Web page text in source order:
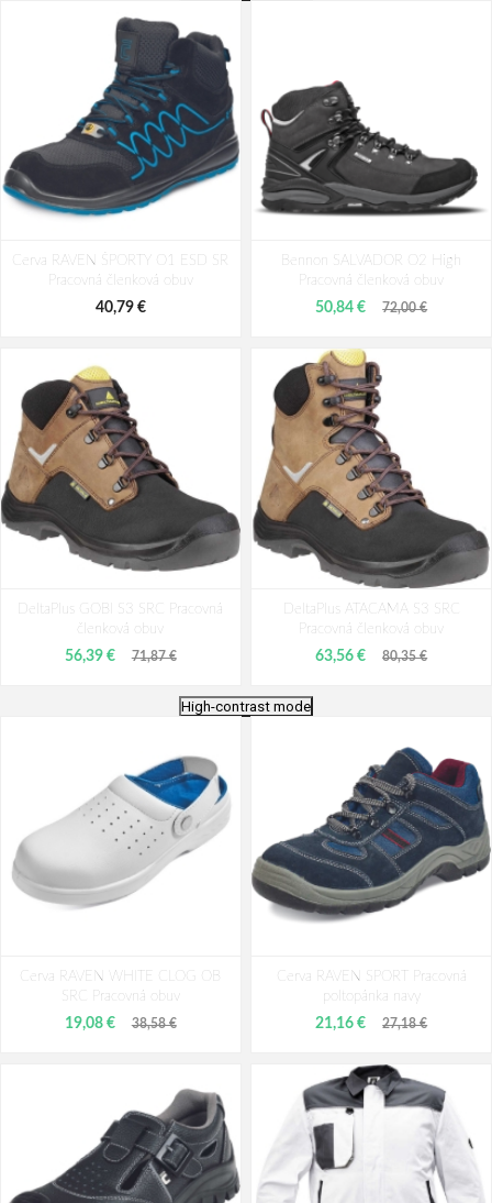
Cerva RAVEN ŠPORTY O1 ESD SR
Pracovná členková obuv
40,79 €
Bennon SALVADOR O2 High
Pracovná členková obuv
50,84 € 72,00 €
DeltaPlus GOBI S3 SRC Pracovná
členková obuv
56,39 € 71,87 €
DeltaPlus ATACAMA S3 SRC
Pracovná členková obuv
63,56 € 80,35 €
členková obuv
39,73 €
Pracovná členková obuv
42,36 € 59,32 €
High-contrast mode
Cerva RAVEN WHITE CLOG OB
SRC Pracovná obuv
19,08 € 38,58 €
Cerva RAVEN SPORT Pracovná
poltopánka navy
21,16 € 27,18 €